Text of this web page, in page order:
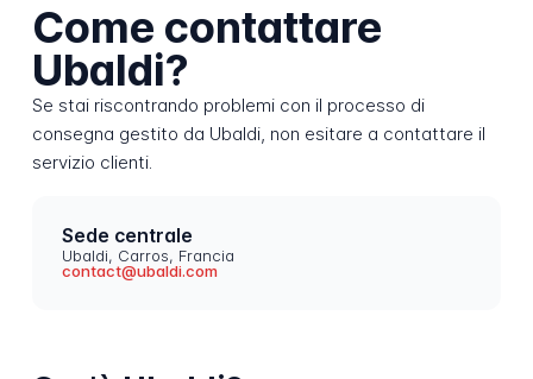
Come contattare
Ubaldi?
Se stai riscontrando problemi con il processo di
consegna gestito da Ubaldi, non esitare a contattare il
servizio clienti.
Sede centrale
Ubaldi, Carros, Francia
contact@ubaldi.com